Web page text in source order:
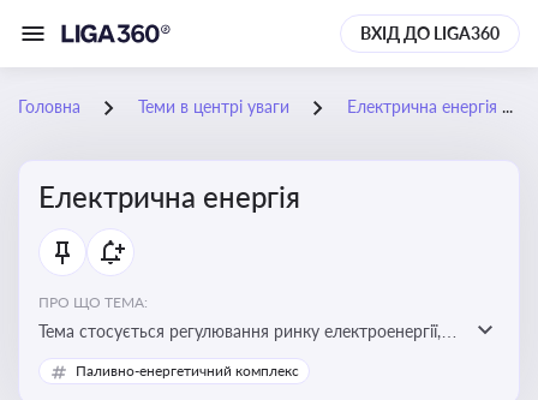
ВХІД ДО LIGA360
Головна Теми в центрі уваги Електрична енергія
Електрична енергія
ПРО ЩО ТЕМА:
Тема стосується регулювання ринку електроенергії,
включаючи її виробництво, постачання та фінансові
стимули для відновлюваної енергетики
Паливно-енергетичний комплекс